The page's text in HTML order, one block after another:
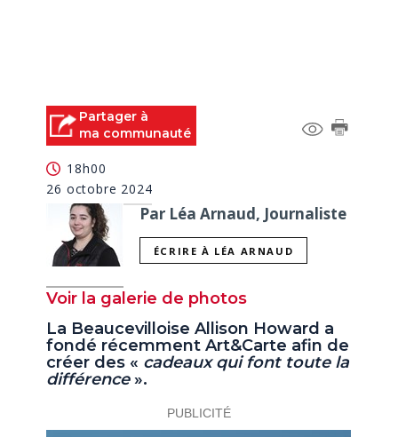
Partager à
ma communauté
18h00
26 octobre 2024
Par Léa Arnaud, Journaliste
ÉCRIRE À LÉA ARNAUD
Voir la galerie de photos
La Beaucevilloise Allison Howard a
fondé récemment Art&Carte afin de
créer des « cadeaux qui font toute la
différence».